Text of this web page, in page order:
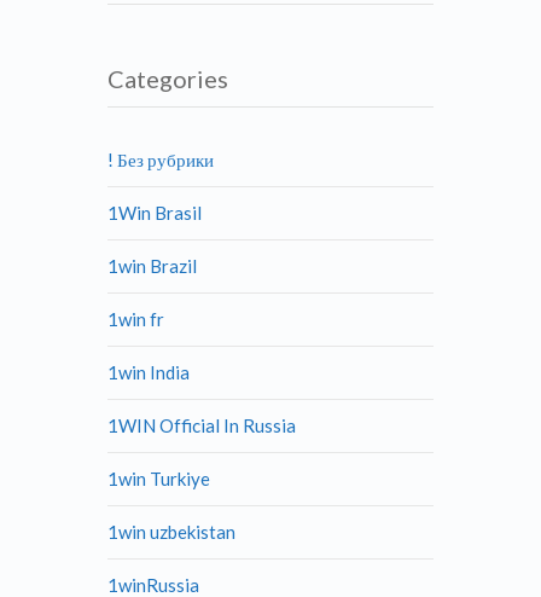
Categories
! Без рубрики
1Win Brasil
1win Brazil
1win fr
1win India
1WIN Official In Russia
1win Turkiye
1win uzbekistan
1winRussia